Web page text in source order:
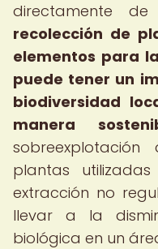
directamente
recolección de
elementos para
puede tener un
biodiversidad
manera
plantas
extracción no
llevar a la
biológica en un